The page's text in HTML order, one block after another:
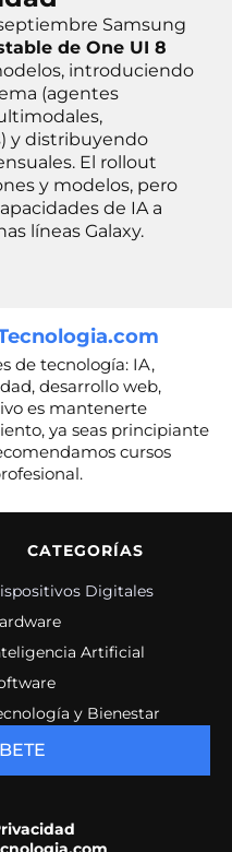
Samsung
de One UI 8
introduciendo
(agentes
y distribuyendo
El rollout
y modelos, pero
de IA a
líneas Galaxy.
de tecnología: IA,
desarrollo web,
es mantenerte
ya seas principiante
cursos
CATEGORÍAS
Digitales
Artificial
y Bienestar